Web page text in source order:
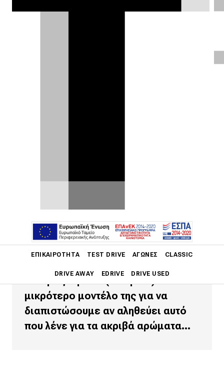
ΕΠΙΚΑΙΡΌΤΗΤΑ TEST DRIVE ΑΓΏΝΕΣ CLASSIC
DRIVE AWAY EDRIVE DRIVE USED
Main navigation
Επικαιρότητα
Νέα μοντέλα
Μπορούν οι βασικές αξίες της
premium ιαπωνικής φίρμας να
ενσωματωθούν σε ένα μικρό
μικρότερο μοντέλο της για να
διαπιστώσουμε αν αληθεύει αυτό
που λένε για τα ακριβά αρώματα…